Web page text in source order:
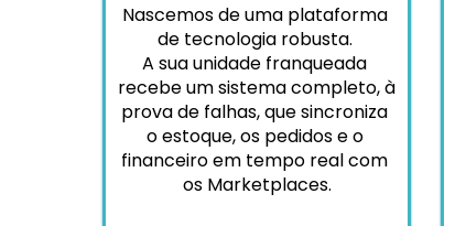
Nascemos de uma plataforma
de tecnologia robusta.
A sua unidade franqueada
recebe um sistema completo, à
prova de falhas, que sincroniza
o estoque, os pedidos e o
financeiro em tempo real com
os Marketplaces.